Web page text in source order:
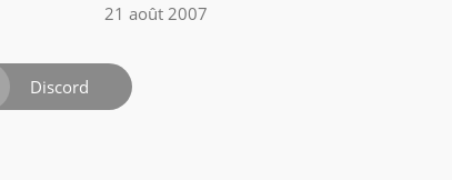
21 août 2007
Discord